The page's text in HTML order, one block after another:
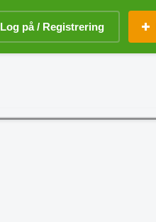
Log på / Registrering